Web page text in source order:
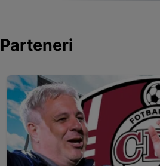
Parteneri